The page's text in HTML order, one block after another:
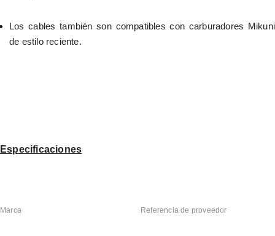
Los cables también son compatibles con carburadores Mikuni
de estilo reciente.
Especificaciones
Marca Referencia de proveedor